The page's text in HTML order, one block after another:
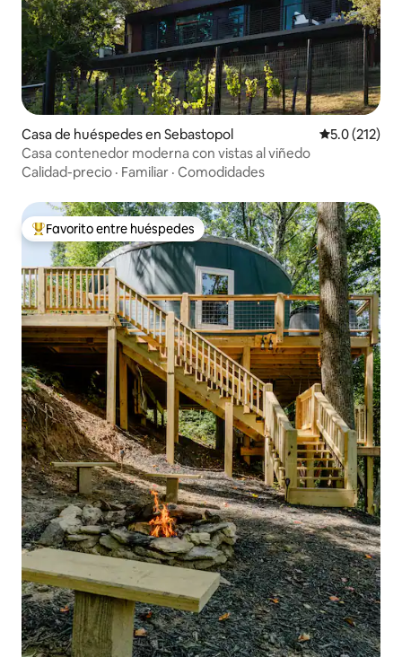
Casa de huéspedes en Sebastopol Calificación
5.0 (212)
Casa contenedor moderna con vistas al viñedo
Calidad-precio · Familiar · Comodidades
Favorito entre huéspedes preferido
Favorito entre huéspedes